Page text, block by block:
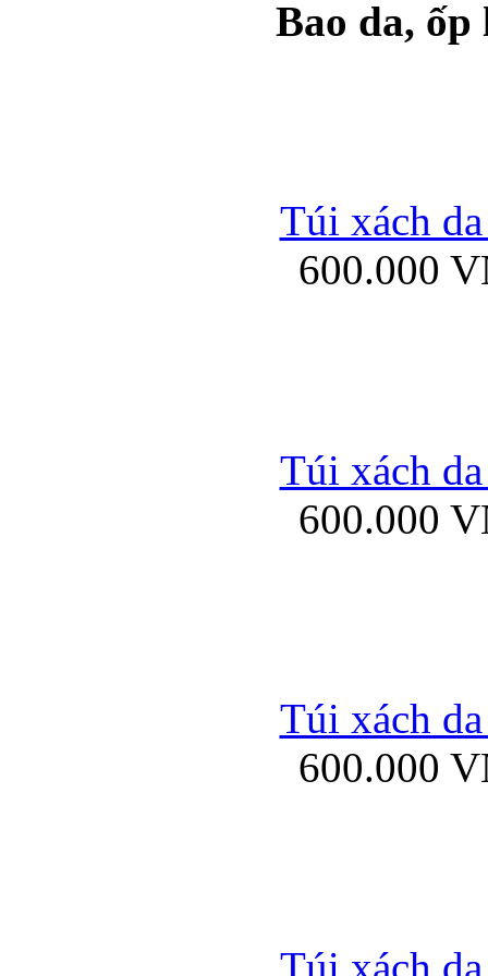
Ốp lưng silicon
Ốp lưng Samsung
Ốp lưng
Bao da,
Túi xách
600.000
Túi xách
600.000
Túi xách
600.000